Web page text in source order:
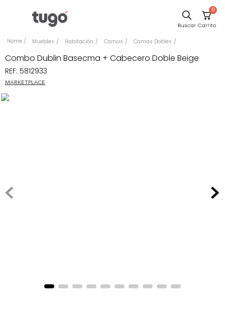
0
Muebles Habitación Camas Camas Dobles
Combo Dublin Basecma + Cabecero Doble Beige
REF: 5812933
MARKETPLACE
Comedor
Escritorio